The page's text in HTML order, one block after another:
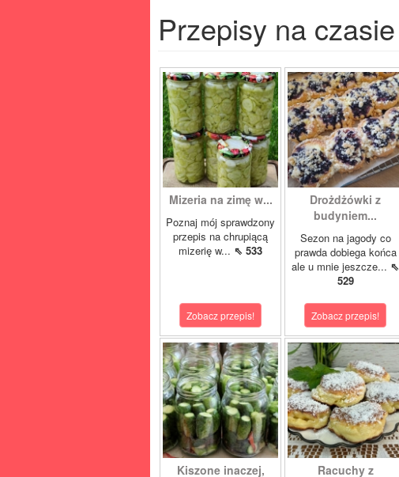
Przepisy na czasie
Mizeria na zimę w...
Poznaj mój sprawdzony
przepis na chrupiącą
mizerię w... ⇖ 533
Zobacz przepis!
Drożdżówki z
budyniem...
Sezon na jagody co
prawda dobiega końca
ale u mnie jeszcze... ⇖
529
Zobacz przepis!
Kiszone inaczej, Racuchy z